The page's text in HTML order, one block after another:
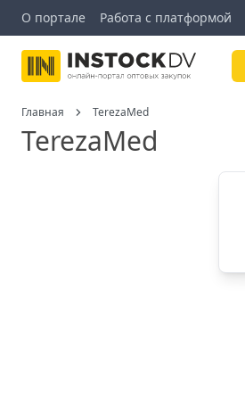
О портале Работа с платформой
Главная TerezaMed
TerezaMed